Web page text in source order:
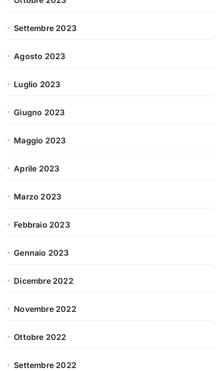
Settembre 2023
Agosto 2023
Luglio 2023
Giugno 2023
Maggio 2023
Aprile 2023
Marzo 2023
Febbraio 2023
Gennaio 2023
Dicembre 2022
Novembre 2022
Ottobre 2022
Settembre 2022